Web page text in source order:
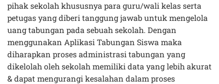
pihak sekolah khususnya para guru/wali kelas serta
petugas yang diberi tanggung jawab untuk mengelola
uang tabungan pada sebuah sekolah. Dengan
menggunakan Aplikasi Tabungan Siswa maka
diharapkan proses administrasi tabungan yang
dikelolah oleh sekolah memiliki data yang lebih akurat
& dapat mengurangi kesalahan dalam proses